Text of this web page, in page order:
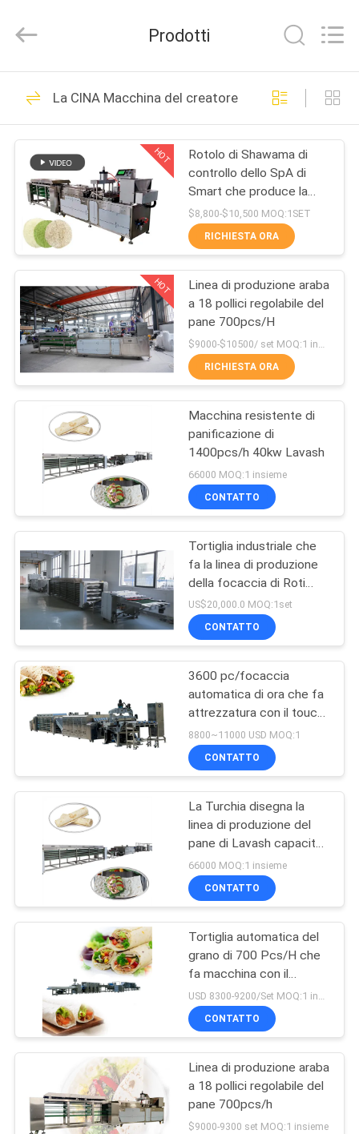
CASA.
PRODOTTI
VIDEO
SU
DI
NOI
VISITA
ALLA
FABBRICA
CONTROLLO
DELLA
QUALITÀ
CONTATTACI
CHIEDI UN
PREVENTIVO
MAPPA
DEL
SITO
PRIVACY
POLICY
Machinery
Technology
All
Reserved.
Linea di produzione
della tortiglia
470
Linea di lavorazione
della frutta
82
Linea di produzione
del purè della frutta
Salsa di pesce e
chili
Linea di
trasformazione
della salsa della
pasta
dell'inceppamento
45
Frutta Juice
Production Line
38
Prodotti
La CINA Macchina del creatore di pane di Lavash
HOT
Rotolo di Shawama di
controllo dello SpA di
Smart che produce la
tortiglia della macchina
che fa macchina
$8,800-$10,500 MOQ:1SET
RICHIESTA ORA
HOT
Linea di produzione araba
a 18 pollici regolabile del
pane 700pcs/H
RICHIESTA ORA
Macchina resistente di
panificazione di
1400pcs/h 40kw Lavash
66000 MOQ:1 insieme
CONTATTO
Tortiglia industriale che
fa la linea di produzione
della focaccia di Roti
della macchina
US$20,000.0 MOQ:1set
CONTATTO
3600 pc/focaccia
automatica di ora che fa
attrezzatura con il touch
screen
8800~11000 USD MOQ:1
CONTATTO
La Turchia disegna la
linea di produzione del
pane di Lavash capacità
elevata con il forno
bollente
66000 MOQ:1 insieme
CONTATTO
Tortiglia automatica del
grano di 700 Pcs/H che
fa macchina con il
regolatore dello SpA
CONTATTO
Linea di produzione araba
a 18 pollici regolabile del
pane 700pcs/h
$9000-9300 set MOQ:1 insieme